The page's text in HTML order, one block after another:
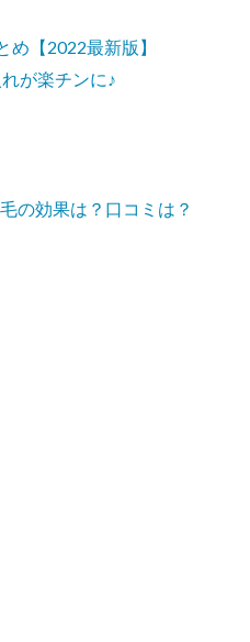
【2022最新版】
が楽チンに♪
の効果は？口コミは？